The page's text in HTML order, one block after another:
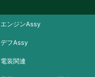
エンジンAssy
デフAssy
電装関連